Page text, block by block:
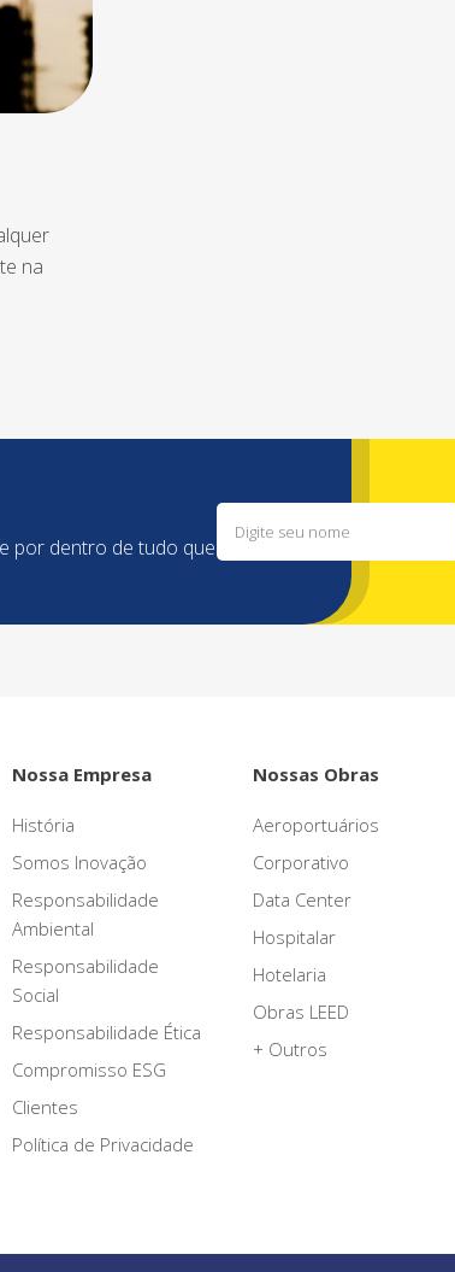
na
por dentro de tudo que
Nossa Empresa
História
Somos Inovação
Responsabilidade
Ambiental
Responsabilidade
Social
Responsabilidade Ética
Compromisso ESG
Clientes
Política de Privacidade
Nossas Obras
Aeroportuários
Corporativo
Data Center
Hospitalar
Hotelaria
Obras LEED
+ Outros